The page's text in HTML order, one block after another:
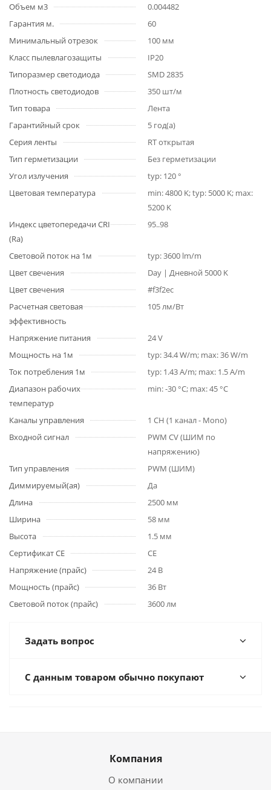
Объем м3
0.004482
Гарантия м.
60
Минимальный отрезок
100 мм
Класс пылевлагозащиты
IP20
Типоразмер светодиода
SMD 2835
Плотность светодиодов
350 шт/м
Тип товара
Лента
Гарантийный срок
5 год(а)
Серия ленты
RT открытая
Тип герметизации
Без герметизации
Угол излучения
typ: 120 °
Цветовая температура
min: 4800 K; typ: 5000 K; max:
5200 K
Индекс цветопередачи CRI
(Ra)
95..98
Световой поток на 1м
typ: 3600 lm/m
Цвет свечения
Day | Дневной 5000 K
Цвет свечения
#f3f2ec
Расчетная световая
эффективность
105 лм/Вт
Напряжение питания
24 V
Мощность на 1м
typ: 34.4 W/m; max: 36 W/m
Ток потребления 1м
typ: 1.43 A/m; max: 1.5 A/m
Диапазон рабочих
температур
min: -30 °C; max: 45 °C
Каналы управления
1 CH (1 канал - Mono)
Входной сигнал
PWM СV (ШИМ по
напряжению)
Тип управления
PWM (ШИМ)
Диммируемый(ая)
Да
Длина
2500 мм
Ширина
58 мм
Высота
1.5 мм
Сертификат CE
CE
Напряжение (прайс)
24 В
Мощность (прайс)
36 Вт
Световой поток (прайс)
3600 лм
Задать вопрос
С данным товаром обычно покупают
Компания
О компании